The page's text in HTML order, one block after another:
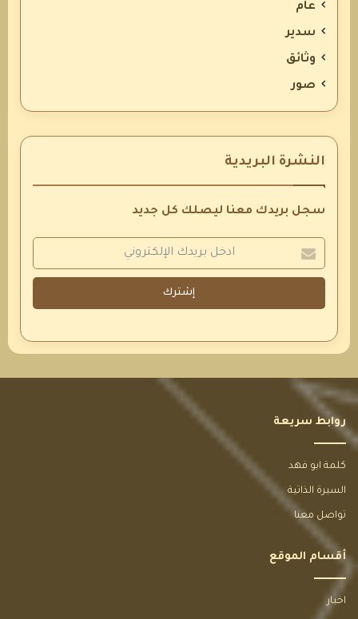
عام
سدير
وثائق
صور
النشرة البريدية
سجل بريدك معنا ليصلك كل جديد
إشترك
روابط سريعة
كلمة ابو فهد
السيرة الذاتية
تواصل معنا
أقسام الموقع
اخبار